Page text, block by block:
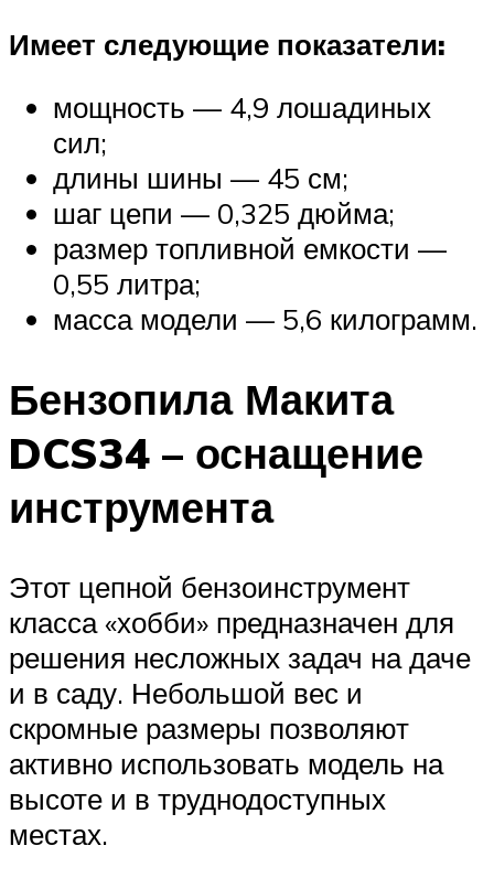
Имеет следующие показатели:
мощность — 4,9 лошадиных
сил;
длины шины — 45 см;
шаг цепи — 0,325 дюйма;
размер топливной емкости —
0,55 литра;
масса модели — 5,6 килограмм.
Бензопила Макита
DCS34 – оснащение
инструмента
Этот цепной бензоинструмент
класса «хобби» предназначен для
решения несложных задач на даче
и в саду. Небольшой вес и
скромные размеры позволяют
активно использовать модель на
высоте и в труднодоступных
местах.